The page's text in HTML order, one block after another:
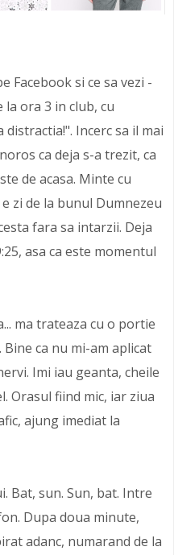
Facebook si ce sa vezi -
ora 3 in club, cu
Incerc sa il mai
ca deja s-a trezit, ca
de acasa. Minte cu
zi de la bunul Dumnezeu
fara sa intarzii. Deja
asa ca este momentul
ma trateaza cu o portie
ca nu mi-am aplicat
Imi iau geanta, cheile
Orasul fiind mic, iar ziua
ajung imediat la
Bat, sun. Sun, bat. Intre
Dupa doua minute,
adanc, numarand de la